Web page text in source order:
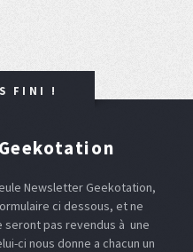
FINI !
Newsletter Geekotation,
ci dessous, et ne
pas revendus à une
ci nous donne a chacun un